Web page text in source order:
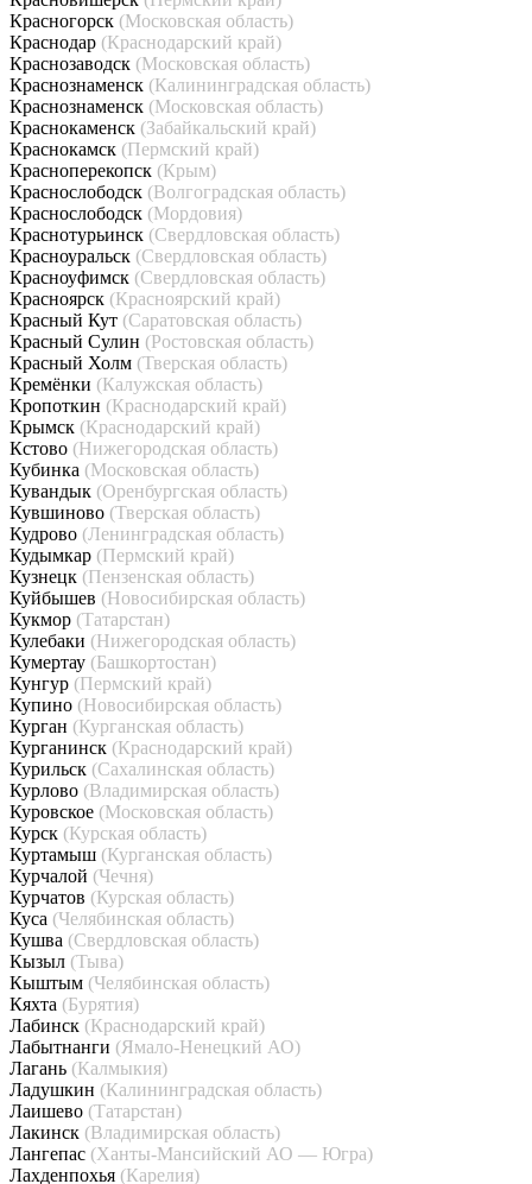
Красногорск (Московская область)
Краснодар (Краснодарский край)
Краснозаводск (Московская область)
Краснознаменск (Калининградская область)
Краснознаменск (Московская область)
Краснокаменск (Забайкальский край)
Краснокамск (Пермский край)
Красноперекопск (Крым)
Краснослободск (Волгоградская область)
Краснослободск (Мордовия)
Краснотурьинск (Свердловская область)
Красноуральск (Свердловская область)
Красноуфимск (Свердловская область)
Красноярск (Красноярский край)
Красный Кут (Саратовская область)
Красный Сулин (Ростовская область)
Красный Холм (Тверская область)
Кремёнки (Калужская область)
Кропоткин (Краснодарский край)
Крымск (Краснодарский край)
Кстово (Нижегородская область)
Кубинка (Московская область)
Кувандык (Оренбургская область)
Кувшиново (Тверская область)
Кудрово (Ленинградская область)
Кудымкар (Пермский край)
Кузнецк (Пензенская область)
Куйбышев (Новосибирская область)
Кукмор (Татарстан)
Кулебаки (Нижегородская область)
Кумертау (Башкортостан)
Кунгур (Пермский край)
Купино (Новосибирская область)
Курган (Курганская область)
Курганинск (Краснодарский край)
Курильск (Сахалинская область)
Курлово (Владимирская область)
Куровское (Московская область)
Курск (Курская область)
Куртамыш (Курганская область)
Курчалой (Чечня)
Курчатов (Курская область)
Куса (Челябинская область)
Кушва (Свердловская область)
Кызыл (Тыва)
Кыштым (Челябинская область)
Кяхта (Бурятия)
Лабинск (Краснодарский край)
Лабытнанги (Ямало-Ненецкий АО)
Лагань (Калмыкия)
Ладушкин (Калининградская область)
Лаишево (Татарстан)
Лакинск (Владимирская область)
Лангепас (Ханты-Мансийский АО — Югра)
Лахденпохья (Карелия)